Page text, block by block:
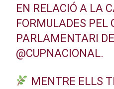
EN RELACIÓ A LA
FORMULADES PEL
PARLAMENTARI
@CUPNACIONAL.
MENTRE ELLS